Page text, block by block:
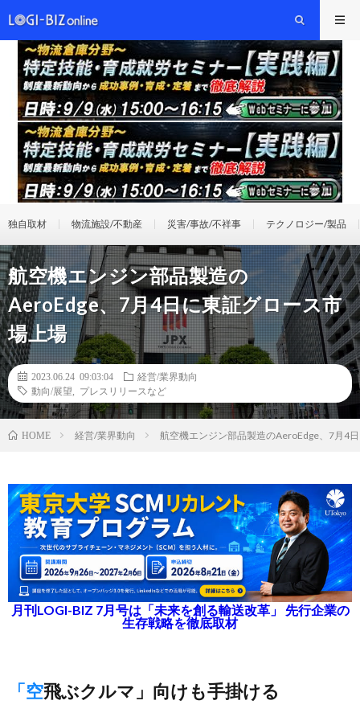
独自取材 物流施設/不動産 災害/事故/不祥事 テクノロジー/製品
航空機エンジン部品製造の
AeroEdge、7月4日に東証グロース市
場上場
2023.06.24 09:03:04
経営/業界動向
動向/展望
プレスリリースなど
HOME 経営/業界動向 航空機エンジン部品製造のAeroEdge、7月4
月刊LOGI-BIZ 7月号は「未来を創る輸送改革」 先行企業の
生存戦略を徹底取材
「空飛ぶクルマ」向けも手掛ける